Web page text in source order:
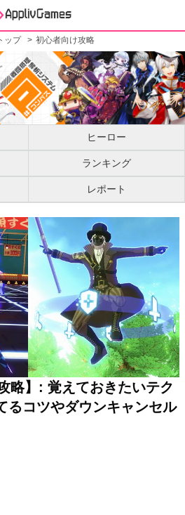
ップ 初心者向け攻略
ヒーロー
ランキング
レポート
略】: 覚えておきたいテク
るコツやダウンキャンセル